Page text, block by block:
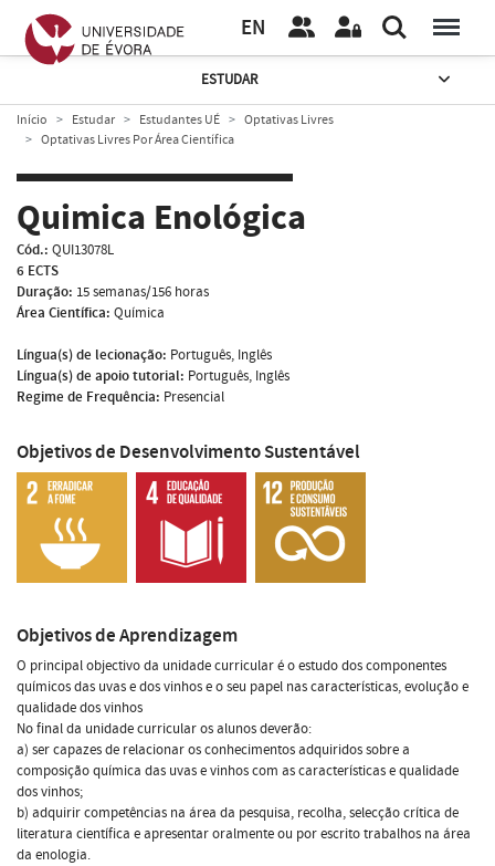
EN
ESTUDAR
Início Estudar Estudantes UÉ
Optativas Livres
Optativas Livres Por Área Científica
Quimica Enológica
Cód.: QUI13078L
6 ECTS
Duração: 15 semanas/156 horas
Área Científica: Química
Língua(s) de lecionação: Português, Inglês
Língua(s) de apoio tutorial: Português, Inglês
Regime de Frequência: Presencial
Objetivos de Desenvolvimento Sustentável
Objetivos de Aprendizagem
O principal objectivo da unidade curricular é o estudo dos componentes
químicos das uvas e dos vinhos e o seu papel nas características, evolução e
qualidade dos vinhos
No final da unidade curricular os alunos deverão:
a) ser capazes de relacionar os conhecimentos adquiridos sobre a
composição química das uvas e vinhos com as características e qualidade
dos vinhos;
b) adquirir competências na área da pesquisa, recolha, selecção crítica de
literatura científica e apresentar oralmente ou por escrito trabalhos na área
da enologia.